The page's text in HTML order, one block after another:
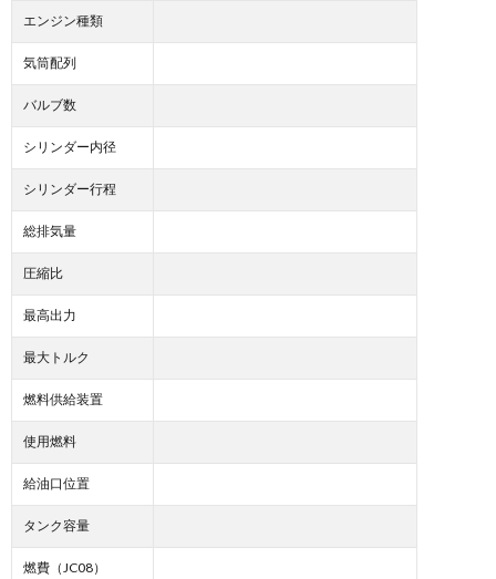
エンジン種類
気筒配列
バルブ数
シリンダー内径
シリンダー行程
総排気量
圧縮比
最高出力
最大トルク
燃料供給装置
使用燃料
給油口位置
タンク容量
燃費（JC08）